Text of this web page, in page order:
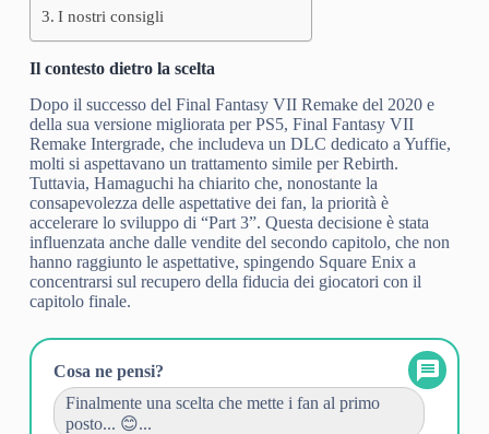
I nostri consigli
Il contesto dietro la scelta
Dopo il successo del Final Fantasy VII Remake del 2020 e
della sua versione migliorata per PS5, Final Fantasy VII
Remake Intergrade, che includeva un DLC dedicato a Yuffie,
molti si aspettavano un trattamento simile per Rebirth.
Tuttavia, Hamaguchi ha chiarito che, nonostante la
consapevolezza delle aspettative dei fan, la priorità è
accelerare lo sviluppo di “Part 3”. Questa decisione è stata
influenzata anche dalle vendite del secondo capitolo, che non
hanno raggiunto le aspettative, spingendo Square Enix a
concentrarsi sul recupero della fiducia dei giocatori con il
capitolo finale.
Cosa ne pensi?
Finalmente una scelta che mette i fan al primo
posto... 😊...